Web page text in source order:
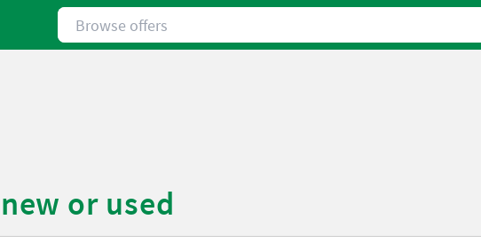
Browse offers
or used